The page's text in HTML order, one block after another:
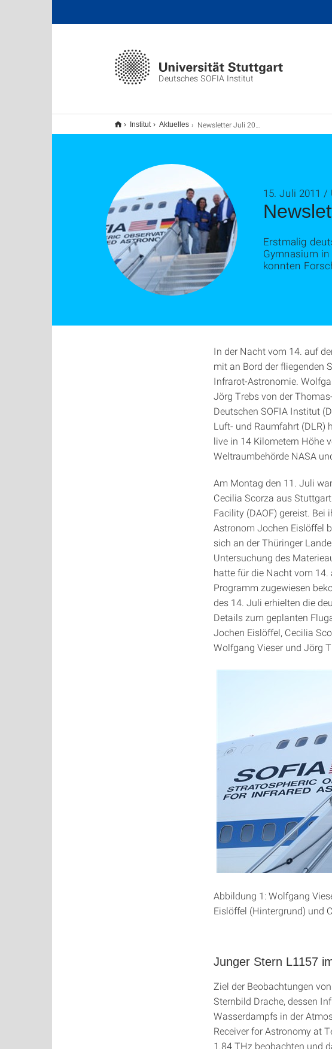
Deutsches SOFIA Institut
Institut Aktuelles Newsletter Juli 2011
15. Juli 2011 /
Erstmalig
Gymnasium
konnten
In der Nacht vom 14. auf
mit an Bord der fliegenden
Infrarot-Astronomie.
Jörg Trebs von der
Deutschen SOFIA Institut
Luft- und Raumfahrt (DLR)
live in 14 Kilometern Höhe
Weltraumbehörde NASA
Am Montag den 11. Juli
Cecilia Scorza aus
Facility (DAOF) gereist. Bei
Astronom Jochen Eislöffel
sich an der Thüringer
Untersuchung des
hatte für die Nacht vom
Programm zugewiesen
des 14. Juli erhielten die
Details zum geplanten
Jochen Eislöffel, Cecilia
Wolfgang Vieser und Jörg
Abbildung 1: Wolfgang
Eislöffel (Hintergrund) und
Junger Stern L1157
Ziel der Beobachtungen
Sternbild Drache, dessen
Wasserdampfs in der
Receiver for Astronomy at
1.84 THz beobachten und